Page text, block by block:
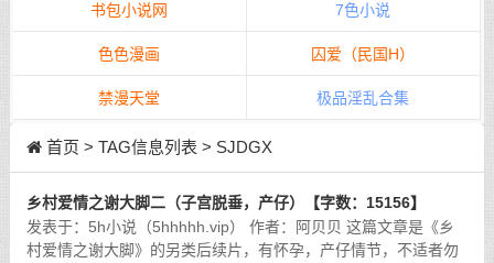
书包小说网 7色小说
色色漫画 囚爱（民国H）
禁漫天堂 极品淫乱合集
首页 > TAG信息列表 > SJDGX
乡村爱情之谢大脚二（子宫脱垂，产仔）【字数：15156】
发表于：5h小说（5hhhhh.vip） 作者：阿贝贝 这篇文章是《乡
村爱情之谢大脚》的另类后续片，有怀孕，产仔情节，不适者勿